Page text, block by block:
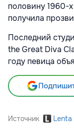
половину 1960-
получила
Последний
the Great Diva
году певица
Источник Lenta